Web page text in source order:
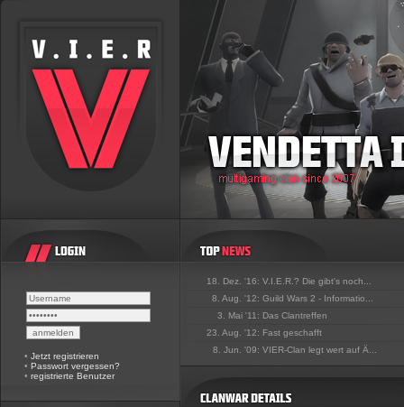
• Jetzt registrieren
• Passwort vergessen?
• registrierte Benutzer
18. Dez. '16: V.I.E.R.? Die gibt's noch...
8. Aug. '12: Guild Wars 2 - Informatio...
3. Mai '11: Das Clantreffen
23. Aug. '12: Fast geschafft
8. Jun. '09: VIER-Clan legt wert auf Ä...